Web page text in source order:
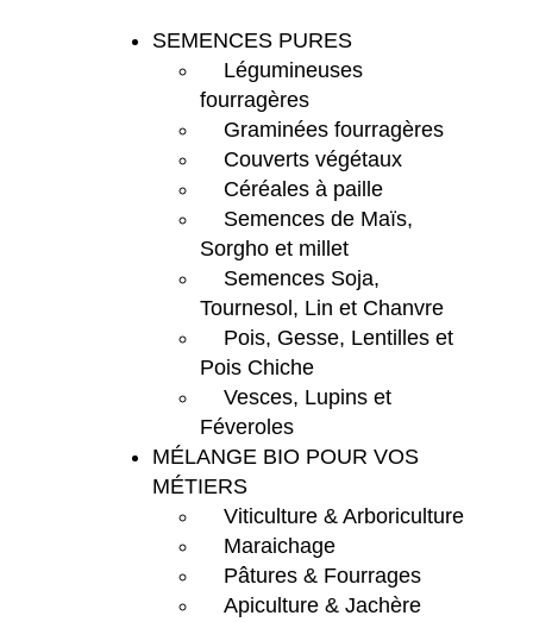
SEMENCES PURES
Légumineuses
fourragères
Graminées fourragères
Couverts végétaux
Céréales à paille
Semences de Maïs,
Sorgho et millet
Semences Soja,
Tournesol, Lin et Chanvre
Pois, Gesse, Lentilles et
Pois Chiche
Vesces, Lupins et
Féveroles
MÉLANGE BIO POUR VOS
MÉTIERS
Viticulture & Arboriculture
Maraichage
Pâtures & Fourrages
Apiculture & Jachère